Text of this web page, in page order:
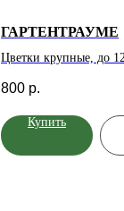
ГАРТЕНТРАУМЕ
Цветки крупные, до
лепестков на одном
пьянящий аромат, по
оценивают как
преимуществ–
800 р.
Купить